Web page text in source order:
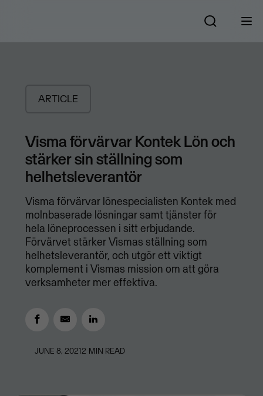
ARTICLE
Visma förvärvar Kontek Lön och
stärker sin ställning som
helhetsleverantör
Visma förvärvar lönespecialisten Kontek med
molnbaserade lösningar samt tjänster för
hela löneprocessen i sitt erbjudande.
Förvärvet stärker Vismas ställning som
helhetsleverantör, och utgör ett viktigt
komplement i Vismas mission om att göra
verksamheter mer effektiva.
JUNE 8, 20212 MIN READ